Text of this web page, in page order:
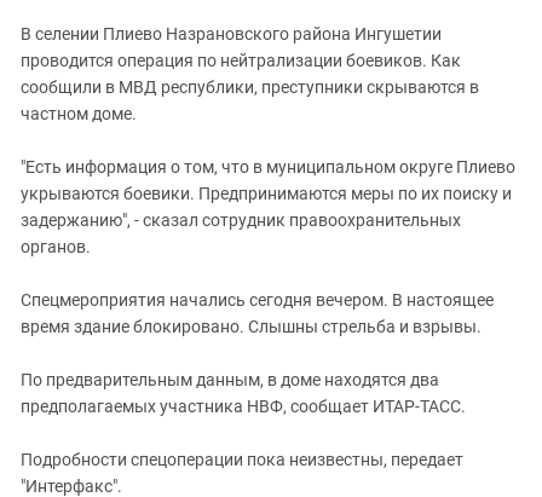
КАВКАЗ ЗА ПАЛЕСТИНУ
ИНАКОМЫСЛИЕ В ЧЕЧНЕ
ПРЕСЛЕДОВАНИЕ АКТИВИСТОВ
Ингушетия
Кабардино-Балкария
Карачаево-Черкесия
Краснодарский край
Нагорный Карабах
Ростовская область
СКФО
Чечня
В селении Плиево Назрановского района Ингушетии
проводится операция по нейтрализации боевиков. Как
сообщили в МВД республики, преступники скрываются в
частном доме.
"Есть информация о том, что в муниципальном округе Плиево
укрываются боевики. Предпринимаются меры по их поиску и
задержанию", - сказал сотрудник правоохранительных
органов.
Cпецмероприятия начались сегодня вечером. В настоящее
время здание блокировано. Слышны стрельба и взрывы.
По предварительным данным, в доме находятся два
предполагаемых участника НВФ, сообщает ИТАР-ТАСС.
Подробности спецоперации пока неизвестны, передает
"Интерфакс".